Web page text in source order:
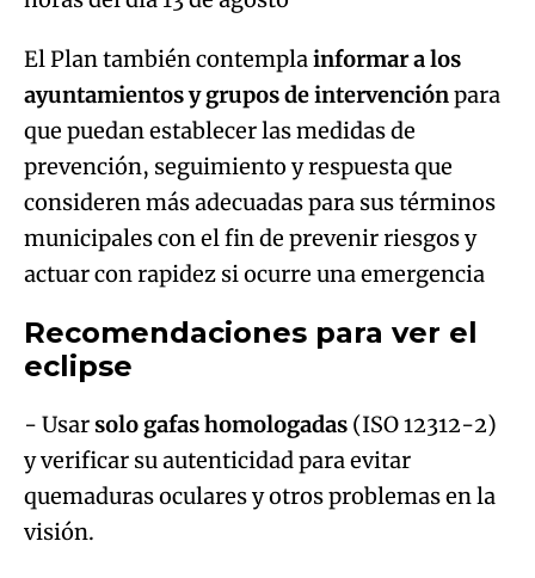
El Plan también contemplainformar a los
ayuntamientos y grupos de intervenciónpara
que puedan establecer las medidas de
prevención, seguimiento y respuesta que
consideren más adecuadas para sus términos
municipales con el fin de prevenir riesgos y
actuar con rapidez si ocurre una emergencia
Recomendaciones para ver el
eclipse
- Usarsolo gafas homologadas (ISO 12312-2)
y verificar su autenticidad para evitar
quemaduras oculares y otros problemas en la
visión.